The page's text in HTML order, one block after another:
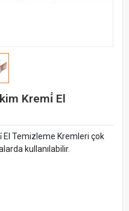
Kremi̇ El
El Temizleme Kremleri çok
kullanılabilir.